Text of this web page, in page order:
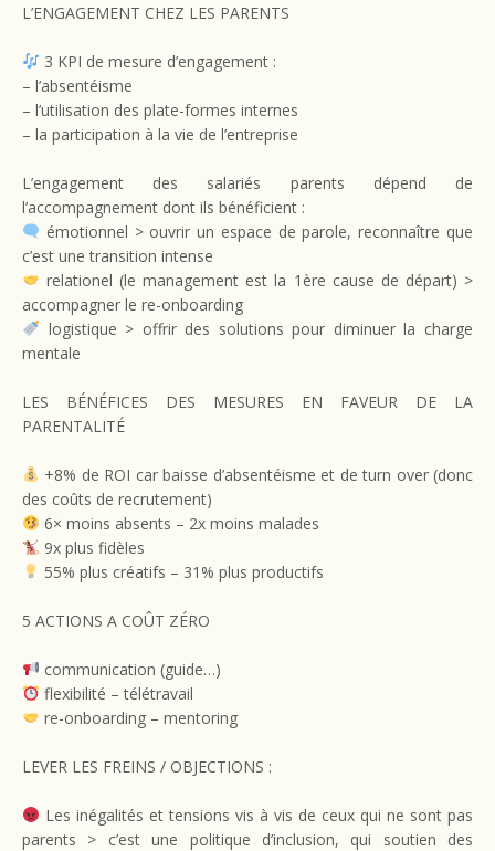
L’ENGAGEMENT CHEZ LES PARENTS
3 KPI de mesure d’engagement :
– l’absentéisme
– l’utilisation des plate-formes internes
– la participation à la vie de l’entreprise
L’engagement des salariés parents dépend de
l’accompagnement dont ils bénéficient :
émotionnel > ouvrir un espace de parole, reconnaître que
c’est une transition intense
relationel (le management est la 1ère cause de départ) >
accompagner le re-onboarding
logistique > offrir des solutions pour diminuer la charge
mentale
LES BÉNÉFICES DES MESURES EN FAVEUR DE LA
PARENTALITÉ
+8% de ROI car baisse d’absentéisme et de turn over (donc
des coûts de recrutement)
6× moins absents – 2x moins malades
9x plus fidèles
55% plus créatifs – 31% plus productifs
5 ACTIONS A COÛT ZÉRO
communication (guide…)
flexibilité – télétravail
re-onboarding – mentoring
LEVER LES FREINS / OBJECTIONS :
Les inégalités et tensions vis à vis de ceux qui ne sont pas
parents > c’est une politique d’inclusion, qui soutien des